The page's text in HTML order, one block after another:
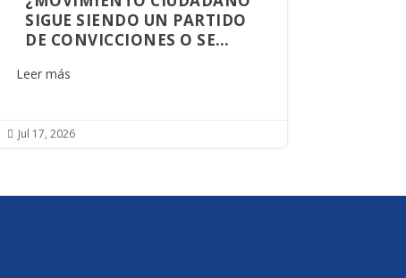
SIGUE SIENDO UN PARTIDO
DE CONVICCIONES O SE
PLATAFORMA DE
Leer más
 Jul 17, 2026